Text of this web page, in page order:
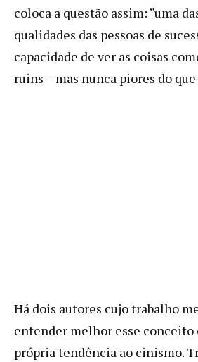
coloca a questão assim: “uma
qualidades das pessoas de
capacidade de ver as coisas
ruins – mas nunca piores do que
Há dois autores cujo trabalho
entender melhor esse conceito
própria tendência ao cinismo.